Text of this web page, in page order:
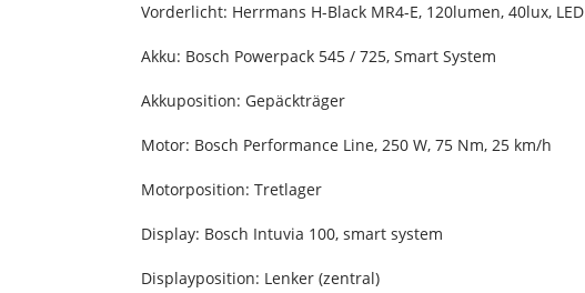
Vorderlicht: Herrmans H-Black MR4-E, 120lumen, 40lux, LED
Akku: Bosch Powerpack 545 / 725, Smart System
Akkuposition: Gepäckträger
Motor: Bosch Performance Line, 250 W, 75 Nm, 25 km/h
Motorposition: Tretlager
Display: Bosch Intuvia 100, smart system
Displayposition: Lenker (zentral)